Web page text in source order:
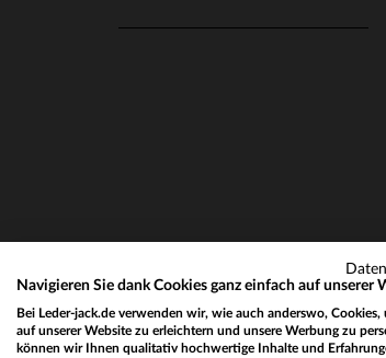
Navigieren Sie dank Cookies ganz einfach auf unserer
Bei Leder-jack.de verwenden wir, wie auch anderswo,
auf unserer Website zu erleichtern und unsere Werbung zu
können wir Ihnen qualitativ hochwertige Inhalte und